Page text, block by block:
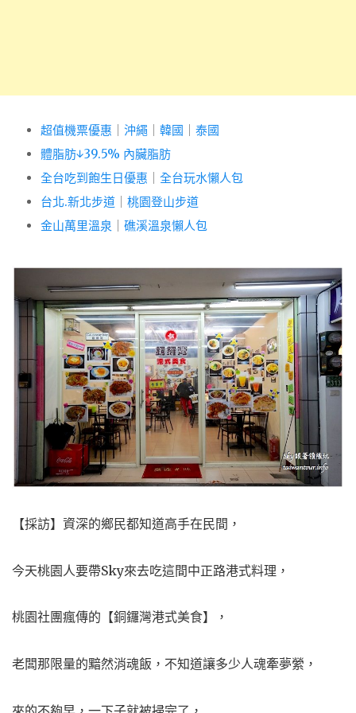
超值機票優惠 沖繩 韓國
泰國
體脂肪↓39.5% 內臟脂肪
全台吃到飽生日優惠
全台玩水懶人包
台北.新北步道
桃園登山步道
金山萬里溫泉
礁溪溫泉懶人包
【採訪】資深的鄉民都知道高手在民間，
今天桃園人要帶Sky來去吃這間中正路港式料理，
桃園社團瘋傳的【銅鑼灣港式美食】，
老闆那限量的黯然消魂飯，不知道讓多少人魂牽夢縈，